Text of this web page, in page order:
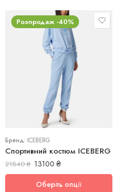
Розпродаж -40%
Бренд: ICEBERG
Спортивний костюм ICEBERG
21840₴ 13100 ₴
Оберіть опції